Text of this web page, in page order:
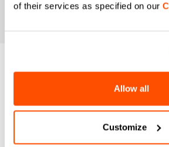
of their services as specified on our
Allow all
Customize
Wenn Sie Zweifel haben oder